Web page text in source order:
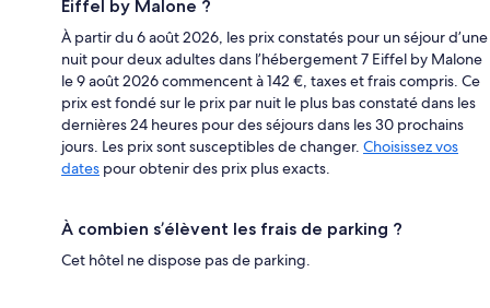
Eiffel by Malone ?
À partir du 6 août 2026, les prix constatés pour un séjour d’une
nuit pour deux adultes dans l’hébergement 7 Eiffel by Malone
le 9 août 2026 commencent à 142 €, taxes et frais compris. Ce
prix est fondé sur le prix par nuit le plus bas constaté dans les
dernières 24 heures pour des séjours dans les 30 prochains
jours. Les prix sont susceptibles de changer. Choisissez vos
dates pour obtenir des prix plus exacts.
À combien s’élèvent les frais de parking ?
Cet hôtel ne dispose pas de parking.